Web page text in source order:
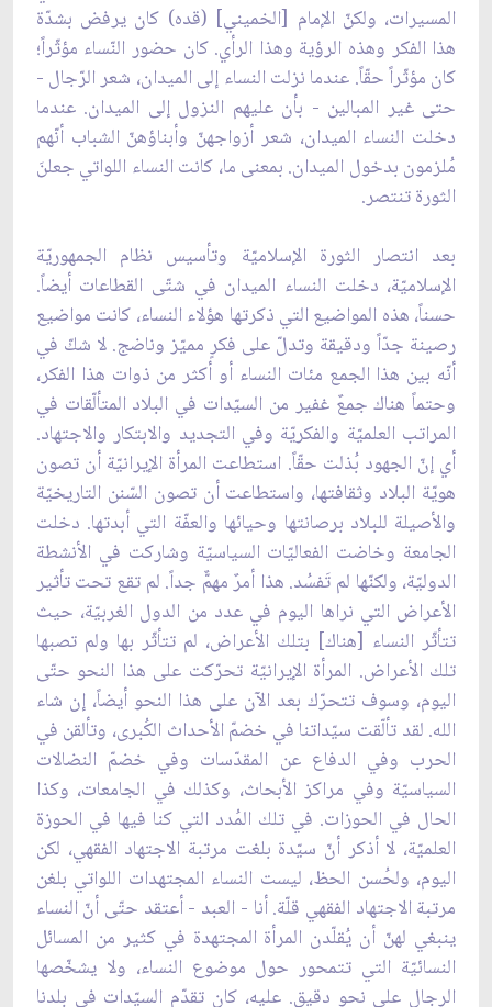
المسيرات، ولكنّ الإمام [الخميني] (قده) كان يرفض بشدّة
هذا الفكر وهذه الرؤية وهذا الرأي. كان حضور النّساء مؤثّراً؛
كان مؤثّراً حقّاً. عندما نزلت النساء إلى الميدان، شعر الرّجال -
حتى غير المبالين - بأن عليهم النزول إلى الميدان. عندما
دخلت النساء الميدان، شعر أزواجهنّ وأبناؤهنّ الشباب أنّهم
مُلزمون بدخول الميدان. بمعنى ما، كانت النساء اللواتي جعلنَ
الثورة تنتصر.
بعد انتصار الثورة الإسلاميّة وتأسيس نظام الجمهوريّة
الإسلاميّة، دخلت النساء الميدان في شتّى القطاعات أيضاً.
حسناً، هذه المواضيع التي ذكرتها هؤلاء النساء، كانت مواضيع
رصينة جدّاً ودقيقة وتدلّ على فكرٍ مميّز وناضج. لا شكّ في
أنّه بين هذا الجمع مئات النساء أو أكثر من ذوات هذا الفكر،
وحتماً هناك جمعٌ غفير من السيّدات في البلاد المتألّقات في
المراتب العلميّة والفكريّة وفي التجديد والابتكار والاجتهاد.
أي إنّ الجهود بُذلت حقّاً. استطاعت المرأة الإيرانيّة أن تصون
هويّة البلاد وثقافتها، واستطاعت أن تصون السّنن التاريخيّة
والأصيلة للبلاد برصانتها وحيائها والعفّة التي أبدتها. دخلت
الجامعة وخاضت الفعاليّات السياسيّة وشاركت في الأنشطة
الدوليّة، ولكنّها لم تَفسُد. هذا أمرٌ مهمٌّ جداً. لم تقع تحت تأثير
الأعراض التي نراها اليوم في عدد من الدول الغربيّة، حيث
تتأثّر النساء [هناك] بتلك الأعراض، لم تتأثّر بها ولم تصبها
تلك الأعراض. المرأة الإيرانيّة تحرّكت على هذا النحو حتّى
اليوم، وسوف تتحرّك بعد الآن على هذا النحو أيضاً، إن شاء
الله. لقد تألّقت سيّداتنا في خضمّ الأحداث الكُبرى، وتألقن في
الحرب وفي الدفاع عن المقدّسات وفي خضمّ النضالات
السياسيّة وفي مراكز الأبحاث، وكذلك في الجامعات، وكذا
الحال في الحوزات. في تلك المُدد التي كنا فيها في الحوزة
العلميّة، لا أذكر أنّ سيّدة بلغت مرتبة الاجتهاد الفقهي، لكن
اليوم، ولحُسن الحظ، ليست النساء المجتهدات اللواتي بلغن
مرتبة الاجتهاد الفقهي قلّة. أنا - العبد - أعتقد حتّى أنّ النساء
ينبغي لهنّ أن يُقلّدن المرأة المجتهدة في كثير من المسائل
النسائيّة التي تتمحور حول موضوع النساء، ولا يشخّصها
الرجال على نحو دقيق. عليه، كان تقدّم السيّدات في بلدنا